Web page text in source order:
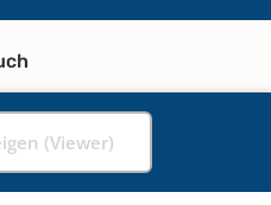
(Viewer)